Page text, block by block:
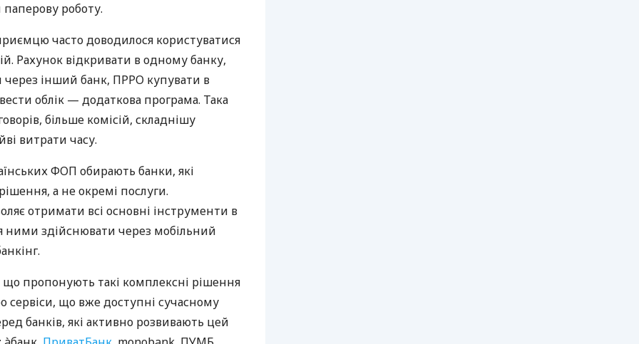
роботу.
часто доводилося користуватися
Рахунок відкривати в одному банку,
через інший банк, ПРРО купувати в
облік — додаткова програма. Така
більше комісій, складнішу
витрати часу.
ФОП обирають банки, які
а не окремі послуги.
отримати всі основні інструменти в
ними здійснювати через мобільний
пропонують такі комплексні рішення
сервіси, що вже доступні сучасному
банків, які активно розвивають цей